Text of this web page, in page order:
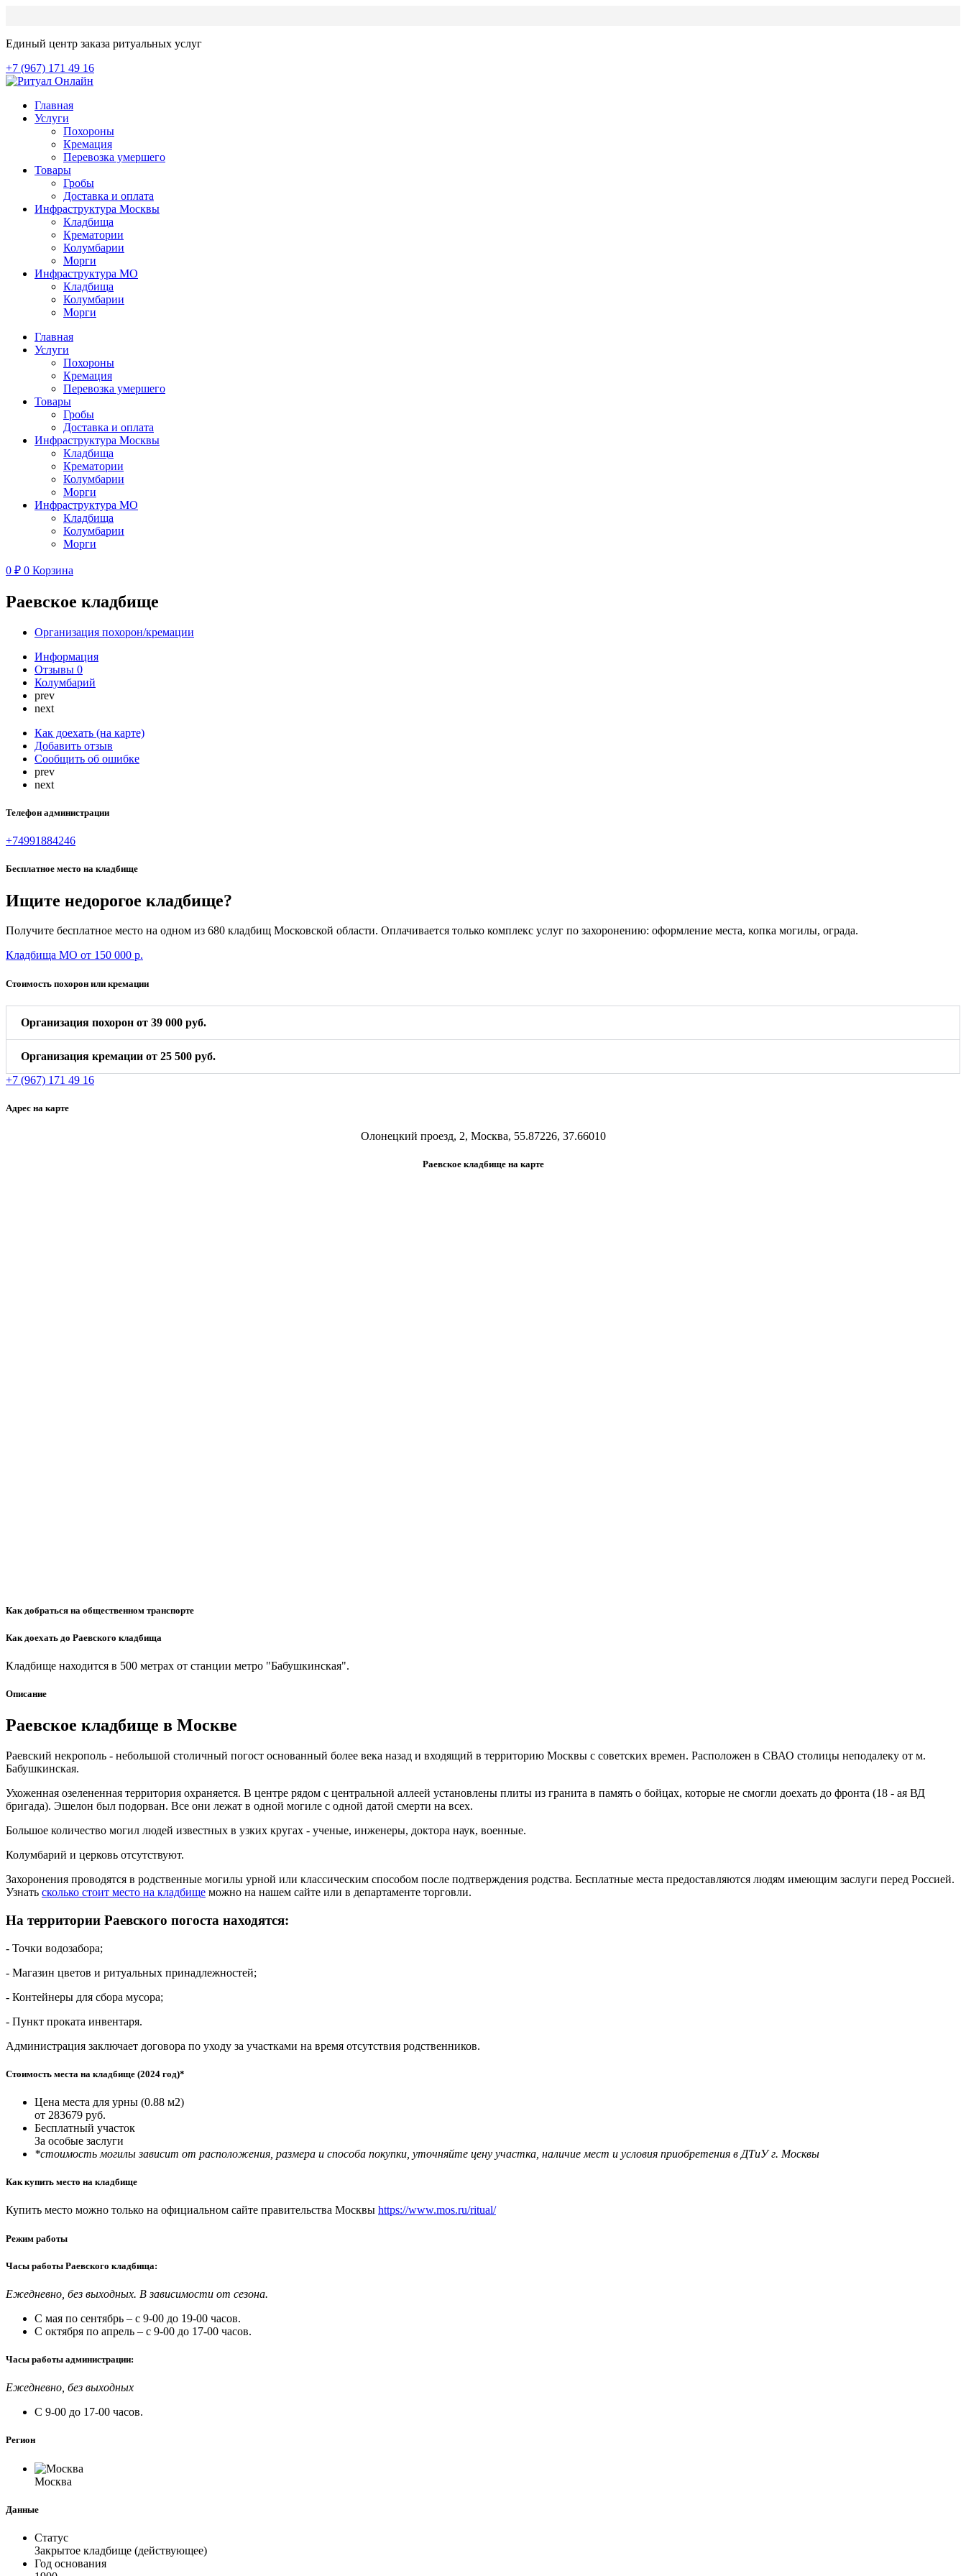
Единый центр заказа ритуальных услуг
+7 (967) 171 49 16
Главная
Услуги
Похороны
Кремация
Перевозка умершего
Товары
Гробы
Доставка и оплата
Инфраструктура Москвы
Кладбища
Крематории
Колумбарии
Морги
Инфраструктура МО
Кладбища
Колумбарии
Морги
Главная
Услуги
Похороны
Кремация
Перевозка умершего
Товары
Гробы
Доставка и оплата
Инфраструктура Москвы
Кладбища
Крематории
Колумбарии
Морги
Инфраструктура МО
Кладбища
Колумбарии
Морги
0 ₽ 0 Корзина
Раевское кладбище
Организация похорон/кремации
Информация
Отзывы 0
Колумбарий
prev
next
Как доехать (на карте)
Добавить отзыв
Сообщить об ошибке
prev
next
Телефон администрации
+74991884246
Бесплатное место на кладбище
Ищите недорогое кладбище?
Получите бесплатное место на одном из 680 кладбищ Московской области. Оплачивается только комплекс услуг по захоронению: оформление места, копка могилы, ограда.
Кладбища МО от 150 000 р.
Стоимость похорон или кремации
Организация похорон от 39 000 руб.
Организация кремации от 25 500 руб.
+7 (967) 171 49 16
Адрес на карте
Олонецкий проезд, 2, Москва, 55.87226, 37.66010
Раевское кладбище на карте
Как добраться на общественном транспорте
Как доехать до Раевского кладбища
Кладбище находится в 500 метрах от станции метро "Бабушкинская".
Описание
Раевское кладбище в Москве
Раевский некрополь - небольшой столичный погост основанный более века назад и входящий в территорию Москвы с советских времен. Расположен в СВАО столицы неподалеку от м.
Бабушкинская.
Ухоженная озелененная территория охраняется. В центре рядом с центральной аллеей установлены плиты из гранита в память о бойцах, которые не смогли доехать до фронта (18 - ая ВД
бригада). Эшелон был подорван. Все они лежат в одной могиле с одной датой смерти на всех.
Большое количество могил людей известных в узких кругах - ученые, инженеры, доктора наук, военные.
Колумбарий и церковь отсутствуют.
Захоронения проводятся в родственные могилы урной или классическим способом после подтверждения родства. Бесплатные места предоставляются людям имеющим заслуги перед Россией.
Узнать сколько стоит место на кладбище можно на нашем сайте или в департаменте торговли.
На территории Раевского погоста находятся:
- Точки водозабора;
- Магазин цветов и ритуальных принадлежностей;
- Контейнеры для сбора мусора;
- Пункт проката инвентаря.
Администрация заключает договора по уходу за участками на время отсутствия родственников.
Стоимость места на кладбище (2024 год)*
Цена места для урны (0.88 м2)
от 283679 руб.
Бесплатный участок
За особые заслуги
*стоимость могилы зависит от расположения, размера и способа покупки, уточняйте цену участка, наличие мест и условия приобретения в ДТиУ г. Москвы
Как купить место на кладбище
Купить место можно только на официальном сайте правительства Москвы https://www.mos.ru/ritual/
Режим работы
Часы работы Раевского кладбища:
Ежедневно, без выходных. В зависимости от сезона.
С мая по сентябрь – с 9-00 до 19-00 часов.
С октября по апрель – с 9-00 до 17-00 часов.
Часы работы администрации:
Ежедневно, без выходных
С 9-00 до 17-00 часов.
Регион
Москва
Данные
Статус
Закрытое кладбище (действующее)
Год основания